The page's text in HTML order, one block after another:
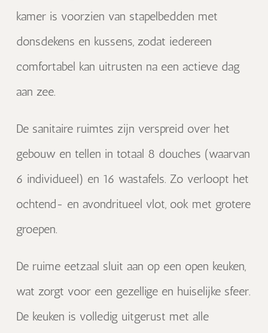
kamer is voorzien van stapelbedden met
donsdekens en kussens, zodat iedereen
comfortabel kan uitrusten na een actieve dag
aan zee.
De sanitaire ruimtes zijn verspreid over het
gebouw en tellen in totaal 8 douches (waarvan
6 individueel) en 16 wastafels. Zo verloopt het
ochtend- en avondritueel vlot, ook met grotere
groepen.
De ruime eetzaal sluit aan op een open keuken,
wat zorgt voor een gezellige en huiselijke sfeer.
De keuken is volledig uitgerust met alle